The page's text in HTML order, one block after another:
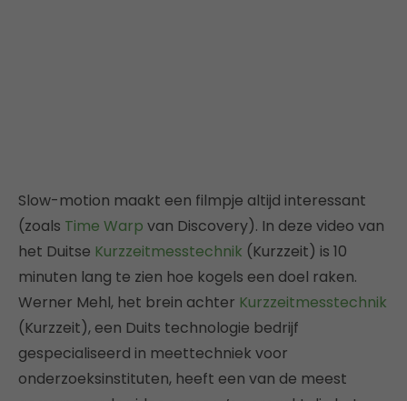
Slow-motion maakt een filmpje altijd interessant
(zoals Time Warp van Discovery). In deze video van
het Duitse Kurzzeitmesstechnik (Kurzzeit) is 10
minuten lang te zien hoe kogels een doel raken.
Werner Mehl, het brein achter Kurzzeitmesstechnik
(Kurzzeit), een Duits technologie bedrijf
gespecialiseerd in meettechniek voor
onderzoeksinstituten, heeft een van de meest